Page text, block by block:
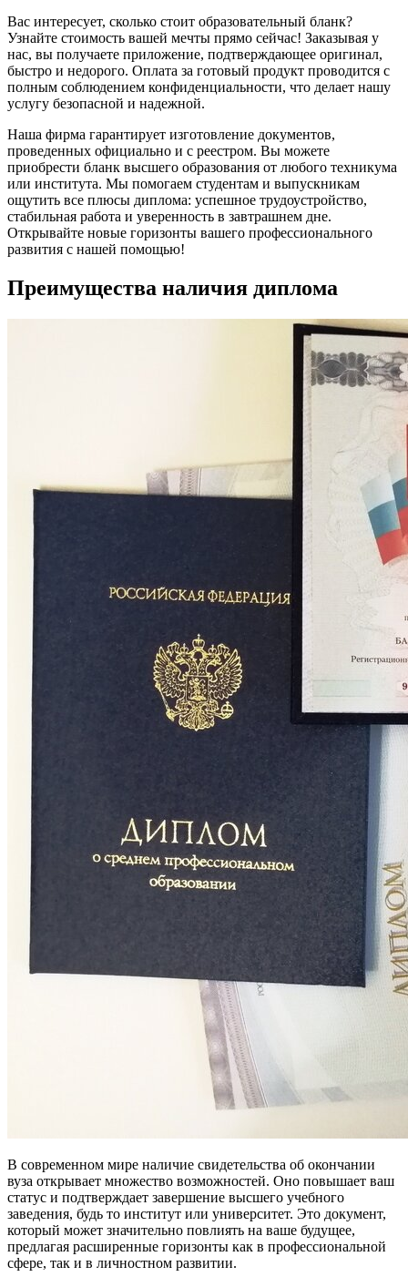
Вас интересует, сколько стоит образовательный бланк?
Узнайте стоимость вашей мечты прямо сейчас! Заказывая у
нас, вы получаете приложение, подтверждающее оригинал,
быстро и недорого. Оплата за готовый продукт проводится с
полным соблюдением конфиденциальности, что делает нашу
услугу безопасной и надежной.
Наша фирма гарантирует изготовление документов,
проведенных официально и с реестром. Вы можете
приобрести бланк высшего образования от любого техникума
или института. Мы помогаем студентам и выпускникам
ощутить все плюсы диплома: успешное трудоустройство,
стабильная работа и уверенность в завтрашнем дне.
Открывайте новые горизонты вашего профессионального
развития с нашей помощью!
Преимущества наличия диплома
В современном мире наличие свидетельства об окончании
вуза открывает множество возможностей. Оно повышает ваш
статус и подтверждает завершение высшего учебного
заведения, будь то институт или университет. Это документ,
который может значительно повлиять на ваше будущее,
предлагая расширенные горизонты как в профессиональной
сфере, так и в личностном развитии.